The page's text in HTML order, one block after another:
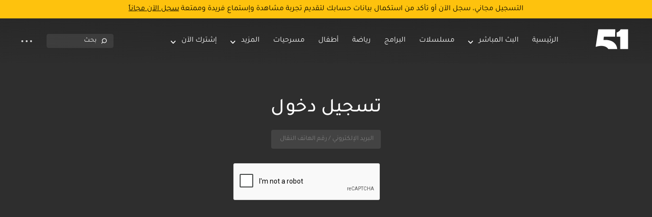
التسجيل مجاني، سجل الآن أو تأكد من استكمال بيانات حسابك لتقديم تجربة مشاهدة وإستماع فريدة وممتعة سجل الآن مجاناً
الرئيسية البث المباشر مسلسلات البرامج رياضة أطفال مسرحيات المزيد إشترك الآن
تسجيل دخول